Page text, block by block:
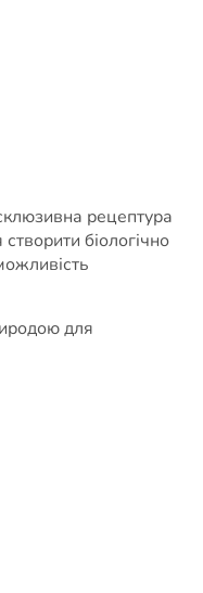
рецептура
біологічно
для